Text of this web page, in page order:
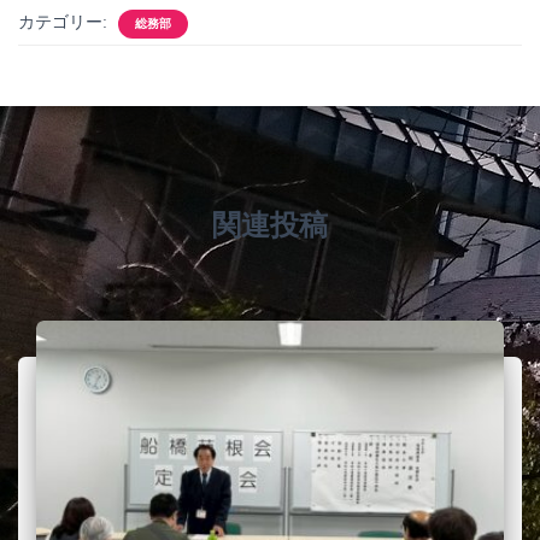
カテゴリー: 総務部
関連投稿